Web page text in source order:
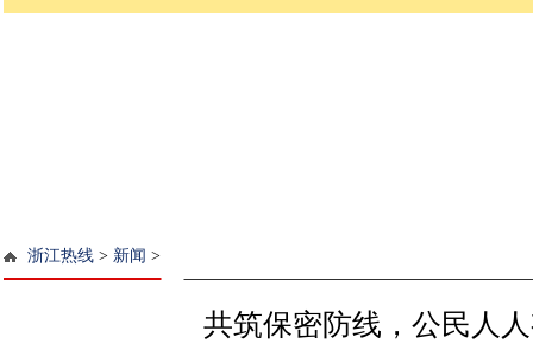
浙江热线 > 新闻 >
共筑保密防线，公民人